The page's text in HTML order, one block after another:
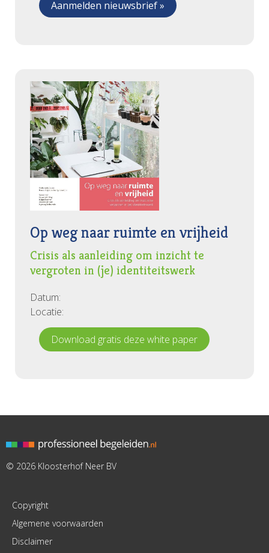
Op weg naar ruimte en vrijheid
Crisis als aanleiding om inzicht te
vergroten in (je) identiteitswerk
Datum:
Locatie:
Download gratis deze white paper
© 2026 Kloosterhof Neer BV
Copyright
Algemene voorwaarden
Disclaimer